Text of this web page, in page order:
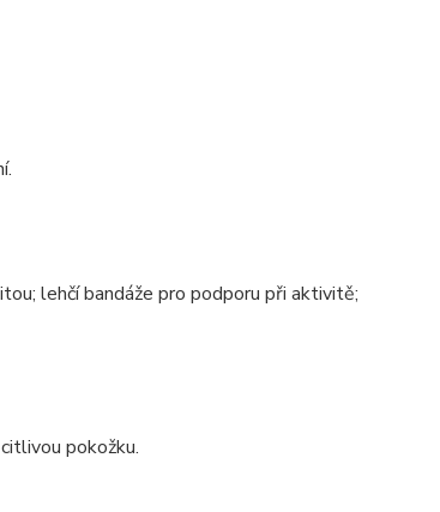
lehčí bandáže pro podporu při aktivitě;
pokožku.